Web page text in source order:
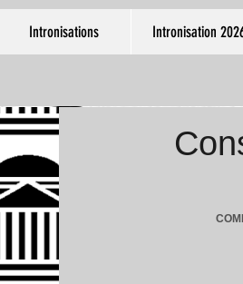
Intronisations Intronisation